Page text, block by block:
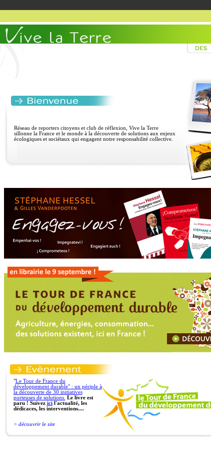
Réseau de reporters citoyens et club de réflexion, Vive la Terre
sillonne la France et le monde à la découverte de solutions aux enjeux
écologiques et sociétaux qui engagent notre responsabilité collective.
"Le Tour de France du
développement durable" : un périple à
la découverte de 30 initiatives
porteuses de solutions. Le livre est
paru ! Suivez icil'actualité, les
dédicaces, les interventions....
> découvrir le site